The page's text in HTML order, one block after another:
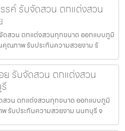
รค์ รับจัดสวน ตกแต่งสวน
ดสวน ตกแต่งสวนทุกขนาด ออกแบบภูมิ
คุณภาพ รับประกันความสวยงาม รั
ย รับจัดสวน ตกแต่งสวน
สวน ตกแต่งสวนทุกขนาด ออกแบบภูมิ
รับประกันความสวยงาม นนทบุรี จ